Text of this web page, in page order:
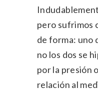
pero sufrimos
de forma: uno
no los dos se
por la presión
relación al